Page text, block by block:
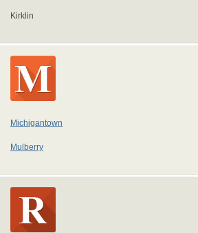
Kirklin
Michigantown
Mulberry